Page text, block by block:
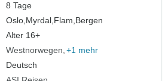
8 Tage
Oslo, Myrdal, Flam, Bergen
Alter 16+
Westnorwegen +1 mehr
Deutsch